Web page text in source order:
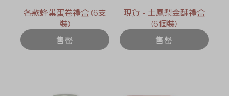
各款蜂巢蛋卷禮盒 (6支
裝)
售罄
現貨 - 土鳳梨金酥禮盒
(6個裝)
售罄